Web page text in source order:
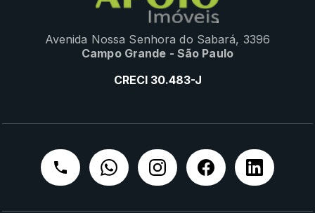
Avenida Nossa Senhora do Sabará, 3396
Campo Grande - São Paulo
CRECI 30.483-J